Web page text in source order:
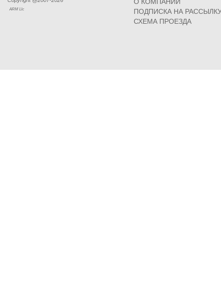
ARM Llc
ПОДПИСКА НА
СХЕМА ПРОЕЗДА